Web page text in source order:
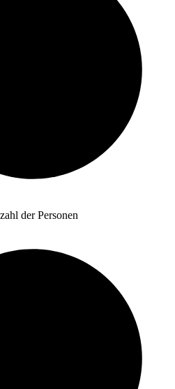
der Personen